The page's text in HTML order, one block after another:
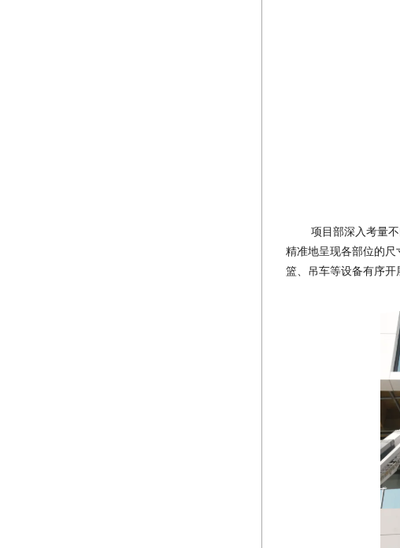
项目部深入考量
精准地呈现各部位的
篮、吊车等设备有序开